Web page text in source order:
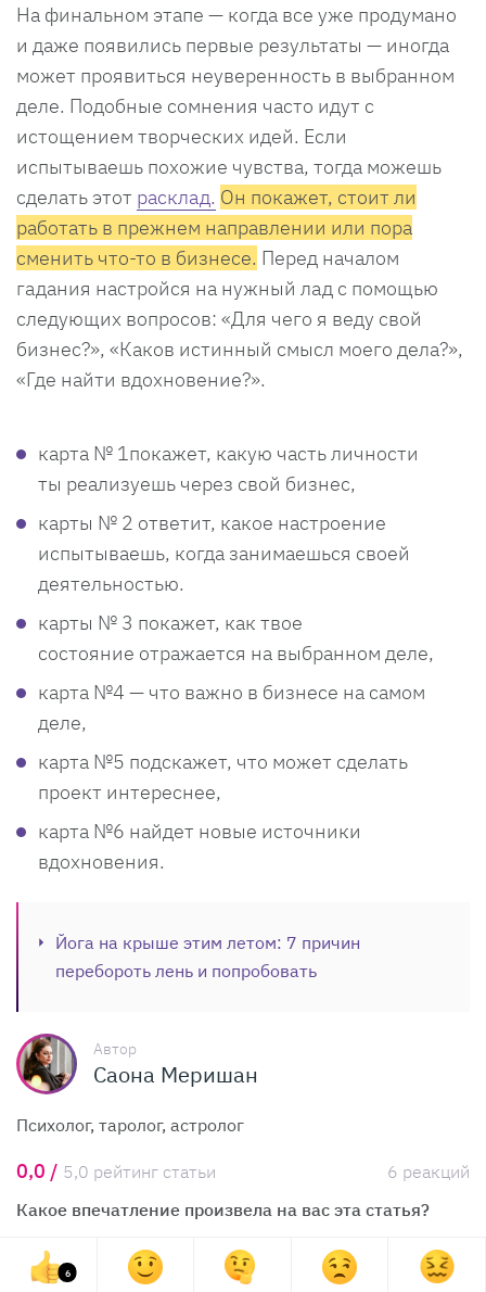
На финальном этапе — когда все уже продумано
и даже появились первые результаты — иногда
может проявиться неуверенность в выбранном
деле. Подобные сомнения часто идут с
истощением творческих идей. Если
испытываешь похожие чувства, тогда можешь
сделать этот расклад. Он покажет, стоит ли
работать в прежнем направлении или пора
сменить что-то в бизнесе. Перед началом
гадания настройся на нужный лад с помощью
следующих вопросов: «Для чего я веду свой
бизнес?», «Каков истинный смысл моего дела?»,
«Где найти вдохновение?».
карта № 1покажет, какую часть личности
ты реализуешь через свой бизнес,
карты № 2 ответит, какое настроение
испытываешь, когда занимаешься своей
деятельностью.
карты № 3 покажет, как твое
состояние отражается на выбранном деле,
карта №4 — что важно в бизнесе на самом
деле,
карта №5 подскажет, что может сделать
проект интереснее,
карта №6 найдет новые источники
вдохновения.
Йога на крыше этим летом: 7 причин
перебороть лень и попробовать
Автор
Саона Меришан
Психолог, таролог, астролог
0,0 / 5,0 рейтинг статьи
6 реакций
Какое впечатление произвела на вас эта статья?
6